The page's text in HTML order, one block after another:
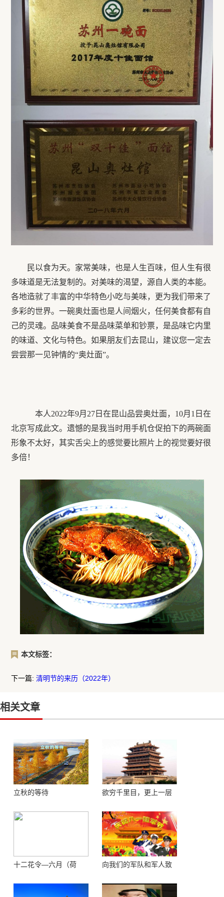
民以食为天。家常美味，也是人生百味，但人生有很
多味道是无法复制的。对美味的渴望，源自人类的本能。
各地造就了丰富的中华特色小吃与美味，更为我们带来了
多彩的世界。一碗奥灶面也是人间烟火，任何美食都有自
己的灵魂。品味美食不是品味菜单和钞票，是品味它内里
的味道、文化与特色。如果朋友们去昆山，建议您一定去
尝尝那一见钟情的“奥灶面”。
本人2022年9月27日在昆山品尝奥灶面，10月1日在
北京写成此文。遗憾的是我当时用手机仓促拍下的两碗面
形象不太好，其实舌尖上的感觉要比照片上的视觉要好很
多倍！
本文标签：
下一篇:清明节的来历（2022年）
相关文章
立秋的等待
欲穷千里目，更上一层
十二花令—六月（荷
向我们的军队和军人致